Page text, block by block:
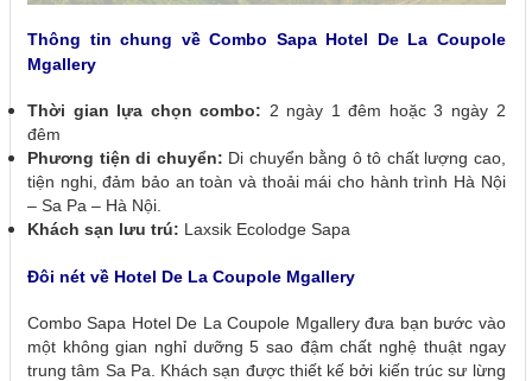
Thông tin chung về Combo Sapa Hotel De La Coupole
Mgallery
Thời gian lựa chọn combo: 2 ngày 1 đêm hoặc 3 ngày 2
đêm
Phương tiện di chuyển: Di chuyển bằng ô tô chất lượng cao,
tiện nghi, đảm bảo an toàn và thoải mái cho hành trình Hà Nội
– Sa Pa – Hà Nội.
Khách sạn lưu trú: Laxsik Ecolodge Sapa
Đôi nét về Hotel De La Coupole Mgallery
Combo Sapa Hotel De La Coupole Mgallery đưa bạn bước vào
một không gian nghỉ dưỡng 5 sao đậm chất nghệ thuật ngay
trung tâm Sa Pa. Khách sạn được thiết kế bởi kiến trúc sư lừng